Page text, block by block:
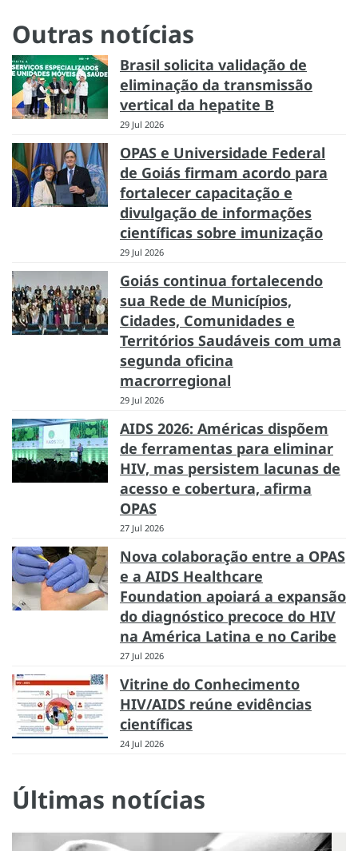
Outras notícias
Brasil solicita validação de
eliminação da transmissão
vertical da hepatite B
29 Jul 2026
OPAS e Universidade Federal
de Goiás firmam acordo para
fortalecer capacitação e
divulgação de informações
científicas sobre imunização
29 Jul 2026
Goiás continua fortalecendo
sua Rede de Municípios,
Cidades, Comunidades e
Territórios Saudáveis com uma
segunda oficina
macrorregional
29 Jul 2026
AIDS 2026: Américas dispõem
de ferramentas para eliminar
HIV, mas persistem lacunas de
acesso e cobertura, afirma
OPAS
27 Jul 2026
Nova colaboração entre a OPAS
e a AIDS Healthcare
Foundation apoiará a expansão
do diagnóstico precoce do HIV
na América Latina e no Caribe
27 Jul 2026
Vitrine do Conhecimento
HIV/AIDS reúne evidências
científicas
24 Jul 2026
Últimas notícias